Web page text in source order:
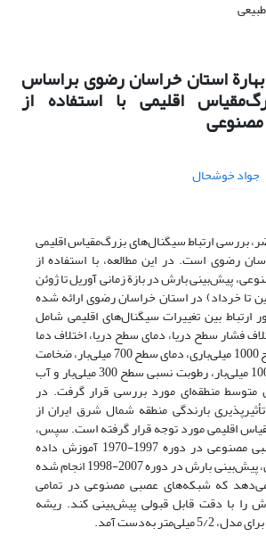
استان خراسان رضوی براساس
اقلیمی با استفاده از
جواد خوشحال
بررسی ارتباط سیگنال‌های بزرگ‌مقیاس اقلیمی
رضوی است. در این مطالعه، با استفاده از
پیش‌بینی بارش در بازة زمانی آوریل تا ژوئن
(فروردین تا خرداد) در استان خراسان رضوی ارائه شده
ارتباط بین تغییرات سیگنال‌های اقلیمی شامل
فشار سطح دریا، دمای سطح دریا، اختلاف دما
بین سطح دریا و سطح 1000 میلی‌باری، دمای سطح 700 میلی‌بار، ضخامت
بین سطوح 500 و 1000 میلی‌بار، رطوبت نسبی سطح 300 میلی‌بار و آب
متوسط منطقه‌ای مورد بررسی قرار گرفت. در
بارندگی منطقه شمال شرق ایران از
اقلیمی مورد توجه قرار گرفته است. سپس،
مدل شبکه‌های عصبی مصنوعی در دوره 1997-1970 آموزش داده
شده است و در پایان، پیش‌بینی بارش در دوره 2007-1998 انجام شده
که شبکه‌های عصبی مصنوعی در تمامی
را با دقت قابل قبولی پیش‌بینی کند. ریشه
به‌دست آمد.